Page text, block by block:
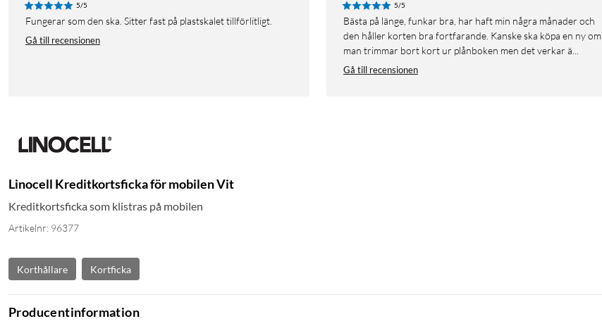
5/5
Fungerar som den ska. Sitter fast på plastskalet tillförlitligt.
Gå till recensionen
5/5
bästa på länge, funkar bra, har haft min några månader och
den håller korten bra fortfarande. Kanske ska köpa en ny om
man trimmar bort kort ur plånboken men det verkar ä...
Gå till recensionen
Linocell Kreditkortsficka för mobilen Vit
Kreditkortsficka som klistras på mobilen
Artikelnr: 96377
Korthållare Kortficka
Producentinformation